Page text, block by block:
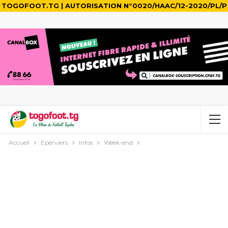
TOGOFOOT.TG | AUTORISATION N°0020/HAAC/12-2020/PL/P
Accueil Eperviers Infos Week-end